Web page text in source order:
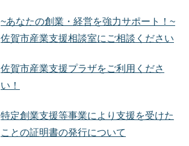
~あなたの創業・経営を強力サポート！~
佐賀市産業支援相談室にご相談ください
佐賀市産業支援プラザをご利用くださ
い！
特定創業支援等事業により支援を受けた
ことの証明書の発行について